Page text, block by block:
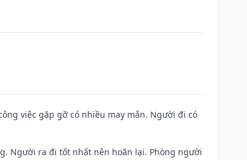
việc gặp gỡ có nhiều may mắn. Người đi có
Người ra đi tốt nhất nên hoãn lại. Phòng người